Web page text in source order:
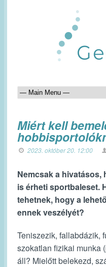
Miért kell
2023. október 20. 12:00
Nemcsak a
is érheti sportbaleset.
tehetnek, hogy a
ennek veszélyét?
Teniszezik, fallabdázik,
szokatlan fizikai munka
áll? Mielőtt belekezd,